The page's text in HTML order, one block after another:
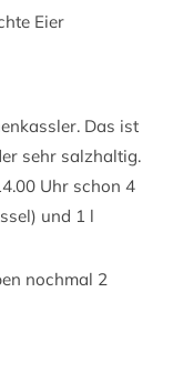
Eier
Das ist
sehr salzhaltig.
Uhr schon 4
und 1 l
nochmal 2